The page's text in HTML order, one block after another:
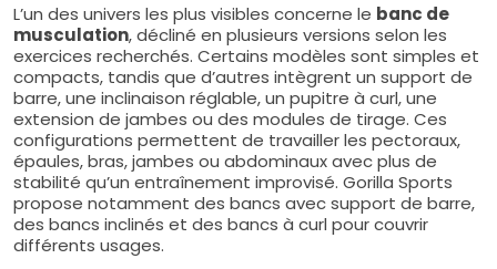
L’un des univers les plus visibles concerne le banc de
musculation, décliné en plusieurs versions selon les
exercices recherchés. Certains modèles sont simples et
compacts, tandis que d’autres intègrent un support de
barre, une inclinaison réglable, un pupitre à curl, une
extension de jambes ou des modules de tirage. Ces
configurations permettent de travailler les pectoraux,
épaules, bras, jambes ou abdominaux avec plus de
stabilité qu’un entraînement improvisé. Gorilla Sports
propose notamment des bancs avec support de barre,
des bancs inclinés et des bancs à curl pour couvrir
différents usages.